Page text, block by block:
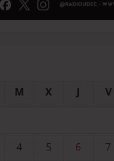
M X J V
4 5 6 7